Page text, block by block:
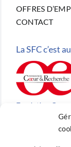
OFFRES
CONTACT
La SFC c’est
Fondation Cœur
Reconnue